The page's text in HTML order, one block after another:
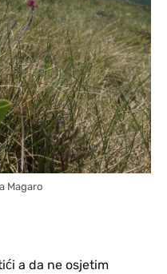
Magaro
a da ne osjetim